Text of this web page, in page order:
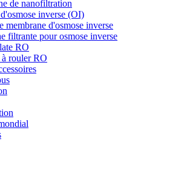
de nanofiltration
inverse (OI)
membrane d'osmose inverse
filtrante pour osmose inverse
RO
rouler RO